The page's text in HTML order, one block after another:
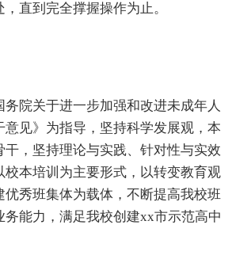
直到完全撑握操作为止。
务院关于进一步加强和改进未成年人
意见》为指导，坚持科学发展观，本
干，坚持理论与实践、针对性与实效
校本培训为主要形式，以转变教育观
优秀班集体为载体，不断提高我校班
务能力，满足我校创建xx市示范高中